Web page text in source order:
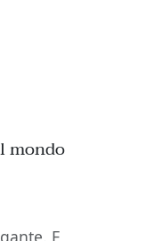
mondo
E